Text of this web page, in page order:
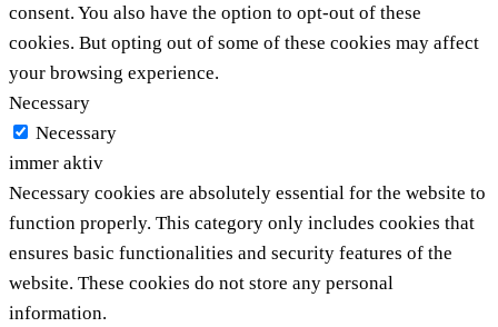
consent. You also have the option to opt-out of these
cookies. But opting out of some of these cookies may affect
your browsing experience.
Necessary
Necessary
immer aktiv
Necessary cookies are absolutely essential for the website to
function properly. This category only includes cookies that
ensures basic functionalities and security features of the
website. These cookies do not store any personal
information.